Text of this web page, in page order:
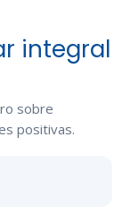
integral
sobre
positivas.